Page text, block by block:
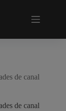
de canal
de canal